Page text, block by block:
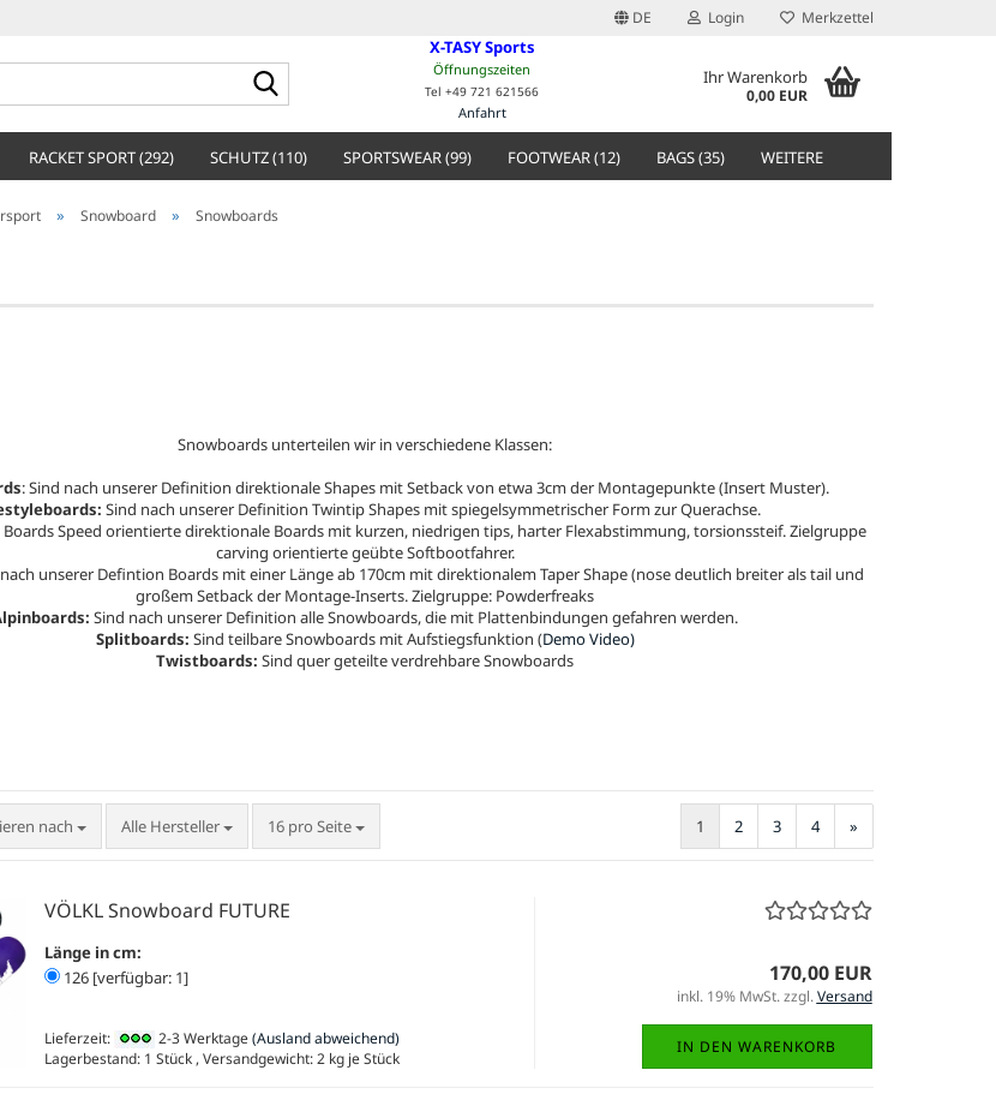
DE Login Merkzettel
X-TASY Sports
Öffnungszeiten
Tel +49 721 621566
Anfahrt
Ihr Warenkorb
0,00 EUR
RACKET SPORT (292) SCHUTZ (110) SPORTSWEAR (99) FOOTWEAR (12) BAGS (35) WEITERE
» Snowboard » Snowboards
Snowboards unterteilen wir in verschiedene Klassen:
: Sind nach unserer Definition direktionale Shapes mit Setback von etwa 3cm der Montagepunkte (Insert Muster).
Sind nach unserer Definition Twintip Shapes mit spiegelsymmetrischer Form zur Querachse.
Boards Speed orientierte direktionale Boards mit kurzen, niedrigen tips, harter Flexabstimmung, torsionssteif. Zielgruppe
carving orientierte geübte Softbootfahrer.
unserer Defintion Boards mit einer Länge ab 170cm mit direktionalem Taper Shape (nose deutlich breiter als tail und
großem Setback der Montage-Inserts. Zielgruppe: Powderfreaks
Sind nach unserer Definition alle Snowboards, die mit Plattenbindungen gefahren werden.
Splitboards: Sind teilbare Snowboards mit Aufstiegsfunktion (Demo Video)
Twistboards: Sind quer geteilte verdrehbare Snowboards
nach
nach Alle Hersteller 16 pro Seite
pro Seite 1 2 3 4 »
VÖLKL Snowboard FUTURE
Länge in cm:
126 [verfügbar: 1]
Lieferzeit: 2-3 Werktage (Ausland abweichend)
Lagerbestand: 1 Stück , Versandgewicht:2kg je Stück
170,00 EUR
inkl. 19% MwSt. zzgl.Versand
IN DEN WARENKORB